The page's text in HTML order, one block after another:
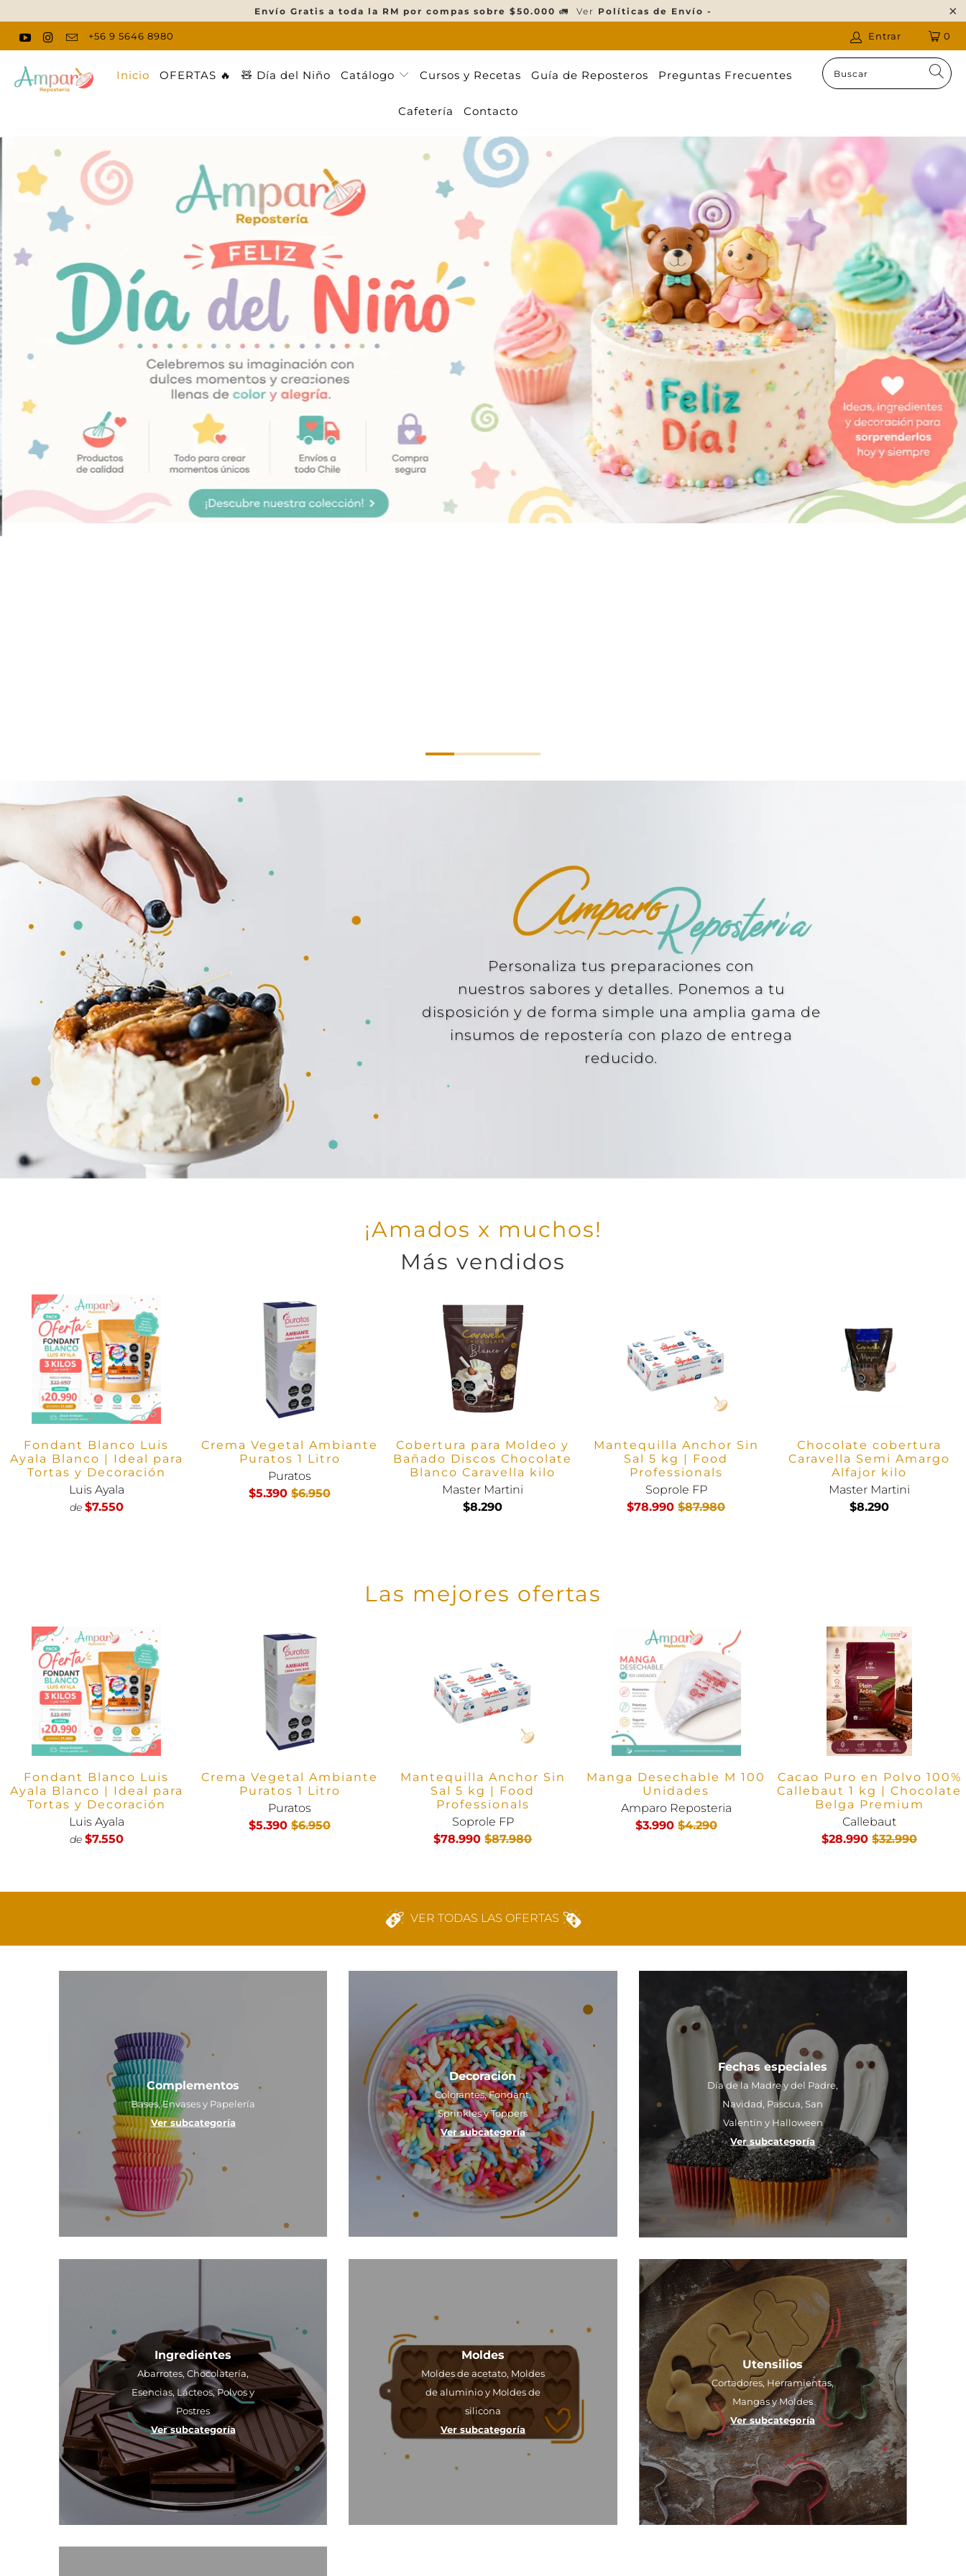
Envío Gratis a toda la RM por compas sobre $50.000 🚛 Ver Políticas de Envío -
+56 9 5646 8980 0
Entrar
Inicio OFERTAS 🔥 🧸 Día del Niño Catálogo Cursos y Recetas Guía de Reposteros Preguntas Frecuentes
Cafetería Contacto
Personaliza tus preparaciones con
nuestros sabores y detalles. Ponemos a tu
disposición y de forma simple una amplia gama de
insumos de repostería con plazo de entrega
reducido.
¡Amados x muchos!
Más vendidos
Fondant Blanco Luis
Ayala Blanco | Ideal para
Tortas y Decoración
Luis Ayala
de $7.550
Crema Vegetal Ambiante
Puratos 1 Litro
Puratos
$5.390$6.950
Cobertura para Moldeo y
Bañado Discos Chocolate
Blanco Caravella kilo
Master Martini
$8.290
Mantequilla Anchor Sin
Sal 5 kg | Food
Professionals
Soprole FP
$78.990$87.980
Chocolate cobertura
Caravella Semi Amargo
Alfajor kilo
Master Martini
$8.290
Las mejores ofertas
Fondant Blanco Luis
Ayala Blanco | Ideal para
Tortas y Decoración
Luis Ayala
de $7.550
Crema Vegetal Ambiante
Puratos 1 Litro
Puratos
$5.390$6.950
Mantequilla Anchor Sin
Sal 5 kg | Food
Professionals
Soprole FP
$78.990$87.980
Manga Desechable M 100
Unidades
Amparo Reposteria
$3.990$4.290
Cacao Puro en Polvo 100%
Callebaut 1 kg | Chocolate
Belga Premium
Callebaut
$28.990$32.990
VER TODAS LAS OFERTAS
Complementos
Bases, Envases y Papelería
Ver subcategoría
Decoración
Colorantes, Fondant,
Sprinkles y Toppers
Ver subcategoría
Fechas especiales
Día de la Madre y del Padre,
Navidad, Pascua, San
Valentín y Halloween
Ver subcategoría
Ingredientes
Abarrotes, Chocolatería,
Esencias, Lácteos, Polvos y
Postres
Ver subcategoría
Moldes
Moldes de acetato, Moldes
de aluminio y Moldes de
silicona
Ver subcategoría
Utensilios
Cortadores, Herramientas,
Mangas y Moldes
Ver subcategoría